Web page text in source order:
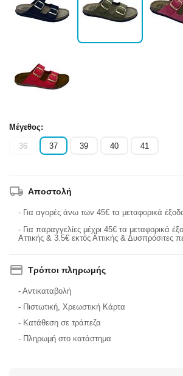
Μέγεθος:
36 37 39 40 41
Αποστολή
- Για αγορές άνω των 45€ τα μεταφορικά
- Για παραγγελίες μέχρι 45€ τα μεταφορικά
Αττικής & 3.5€ εκτός Αττικής & Δυσπρόσιτες
Τρόποι πληρωμής
- Αντικαταβολή
- Πιστωτική, Χρεωστική Κάρτα
- Κατάθεση σε τράπεζα
- Πληρωμή στο κατάστημα